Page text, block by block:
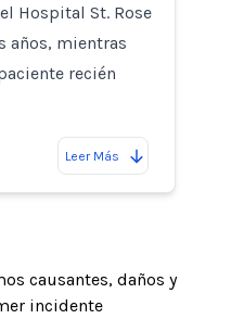
Hospital St. Rose
años, mientras
recién
Leer Más
causantes, daños y
incidente